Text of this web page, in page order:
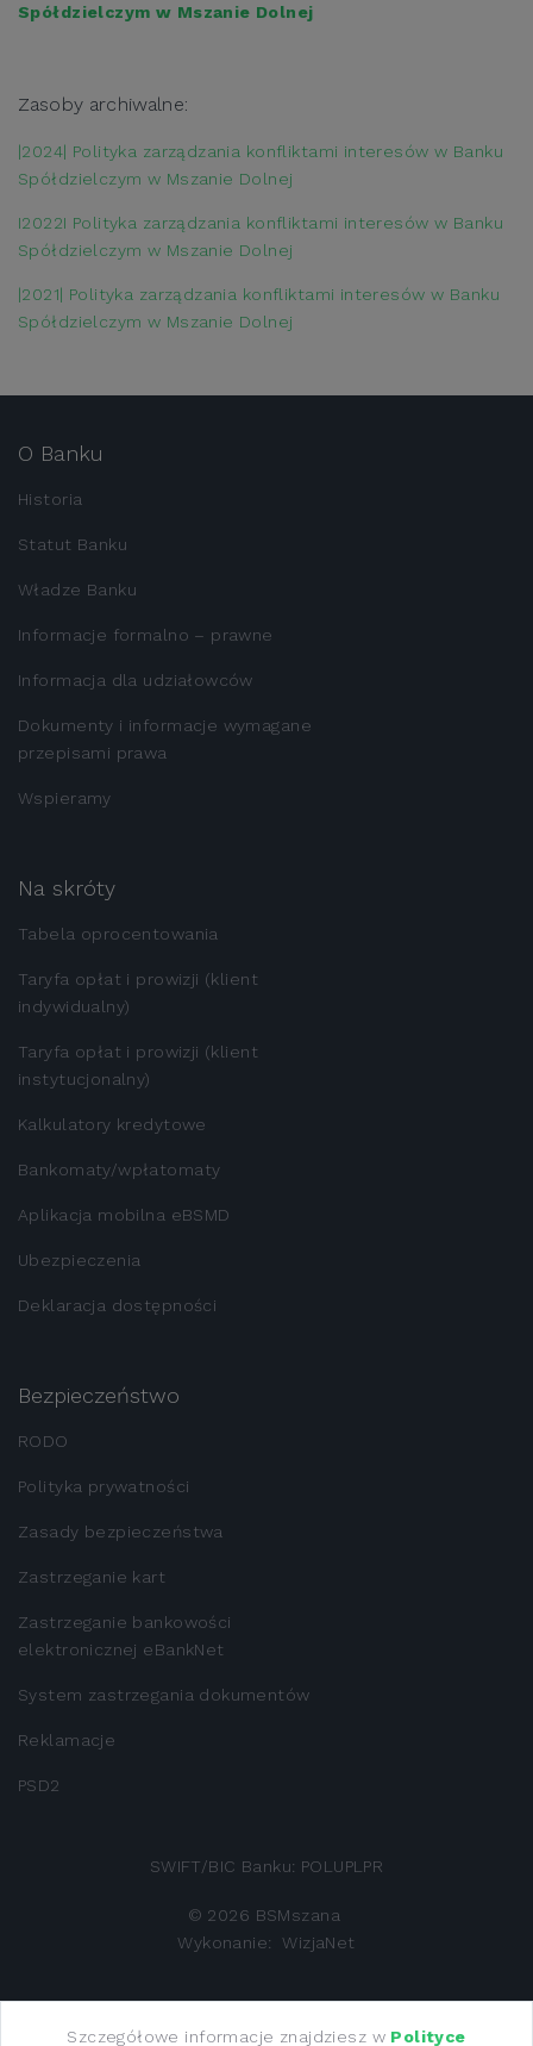
Szczegółowe informacje znajdziesz w Polityce
Spółdzielczym w Mszanie Dolnej
Zasoby archiwalne:
|2024| Polityka zarządzania konfliktami interesów w Banku
Spółdzielczym w Mszanie Dolnej
I2022I Polityka zarządzania konfliktami interesów w Banku
Spółdzielczym w Mszanie Dolnej
|2021| Polityka zarządzania konfliktami interesów w Banku
Spółdzielczym w Mszanie Dolnej
O Banku
Historia
Statut Banku
Władze Banku
Informacje formalno – prawne
Informacja dla udziałowców
Dokumenty i informacje wymagane
przepisami prawa
Wspieramy
Na skróty
Tabela oprocentowania
Taryfa opłat i prowizji (klient
indywidualny)
Taryfa opłat i prowizji (klient
instytucjonalny)
Kalkulatory kredytowe
Bankomaty/wpłatomaty
Aplikacja mobilna eBSMD
Ubezpieczenia
Deklaracja dostępności
Bezpieczeństwo
RODO
Polityka prywatności
Zasady bezpieczeństwa
Zastrzeganie kart
Zastrzeganie bankowości
elektronicznej eBankNet
System zastrzegania dokumentów
Reklamacje
PSD2
SWIFT/BIC Banku: POLUPLPR
© 2026 BSMszana
Wykonanie:
WizjaNet
Bank Spółdzielczy w Mszanie Dolnej z siedzibą 34-730